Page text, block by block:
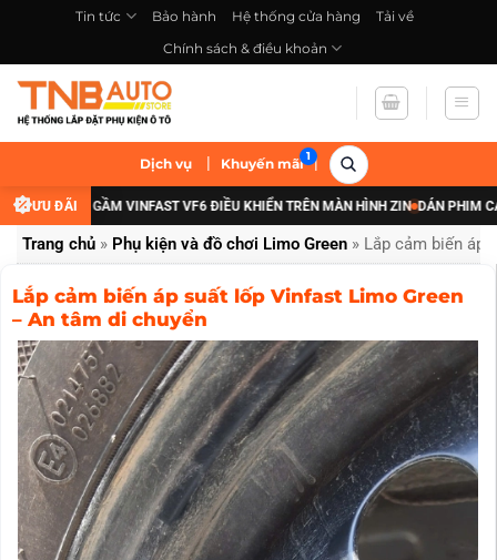
nội
dung
Tin tức Bảo hành Hệ thống cửa hàng
Tải về
Chính sách & điều khoản
Dịch vụ | Khuyến mãi |
ƯU ĐÃI
ĐÈN GẦM VINFAST VF6 ĐIỀU KHIỂN TRÊN MÀN HÌNH ZIN DÁN PHIM CÁCH
Trang chủ » Phụ kiện và đồ chơi Limo Green » Lắp cảm biến áp
Lắp cảm biến áp suất lốp Vinfast Limo Green
– An tâm di chuyển